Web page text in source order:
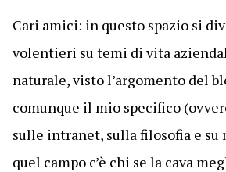
Cari amici: in questo spazio si
volentieri su temi di vita
naturale, visto l’argomento del
comunque il mio specifico
sulle intranet, sulla filosofia e su
quel campo c’è chi se la cava